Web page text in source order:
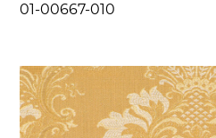
01-00667-010